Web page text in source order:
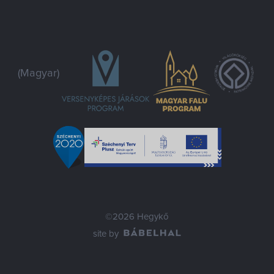
(Magyar)
©2026 Hegykő
site by